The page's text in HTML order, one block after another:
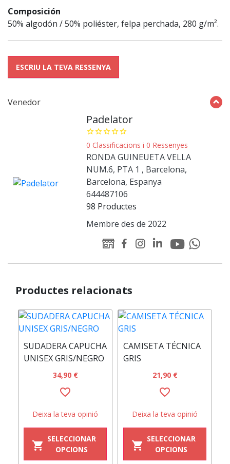
Composición
50% algodón / 50% poliéster, felpa perchada, 280 g/m².
ESCRIU LA TEVA RESSENYA
Venedor
Padelator
star_borderstar_borderstar_borderstar_borderstar_border
0 Classificacions i 0 Ressenyes
RONDA GUINEUETA VELLA
NUM.6, PTA 1 , Barcelona,
Barcelona, Espanya
644487106
98 Productes
Membre des de 2022
WEB
Facebook
Instagram
Linked-
Padelator
Youtube
Padelator
Whatsapp
Productes relacionats
SUDADERA CAPUCHA
UNISEX GRIS/NEGRO
34,90 €
favorite_border
Deixa la teva opinió
shopping_cart
SELECCIONAR
OPCIONS
CAMISETA TÉCNICA
GRIS
21,90 €
favorite_border
Deixa la teva opinió
shopping_cart
SELECCIONAR
OPCIONS